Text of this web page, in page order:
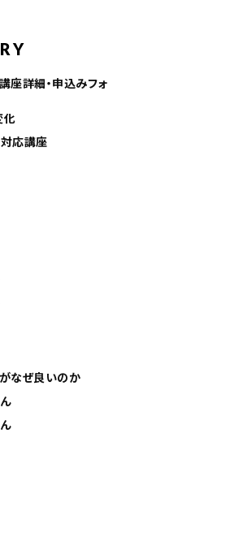
座詳細・申込みフォ
化
応講座
なぜ良いのか